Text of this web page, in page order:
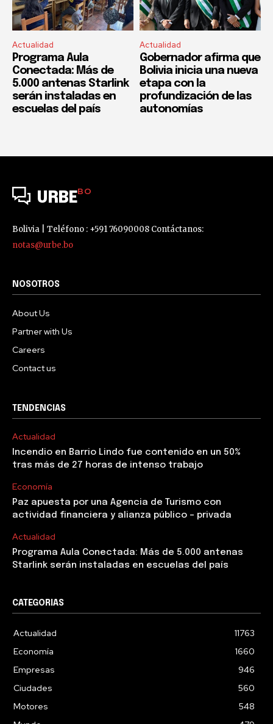
Actualidad
Programa Aula
Conectada: Más de
5.000 antenas Starlink
serán instaladas en
escuelas del país
Actualidad
Gobernador afirma que
Bolivia inicia una nueva
etapa con la
profundización de las
autonomías
URBEBO
Bolivia | Teléfono : +591 76090008 Contáctanos:
notas@urbe.bo
NOSOTROS
About Us
Partner with Us
Careers
Contact us
TENDENCIAS
Actualidad
Incendio en Barrio Lindo fue contenido en un 50%
tras más de 27 horas de intenso trabajo
Economía
Paz apuesta por una Agencia de Turismo con
actividad financiera y alianza público – privada
Actualidad
Programa Aula Conectada: Más de 5.000 antenas
Starlink serán instaladas en escuelas del país
CATEGORIAS
Actualidad
11763
Economía
1660
Empresas
946
Ciudades
560
Motores
548